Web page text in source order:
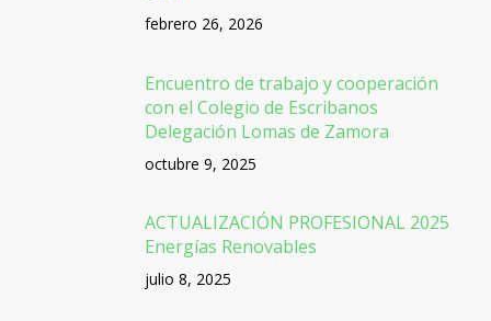
febrero 26, 2026
Encuentro de trabajo y cooperación
con el Colegio de Escribanos
Delegación Lomas de Zamora
octubre 9, 2025
ACTUALIZACIÓN PROFESIONAL 2025
Energías Renovables
julio 8, 2025